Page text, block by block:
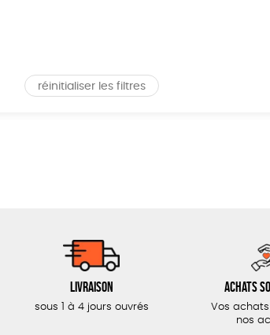
réinitialiser les filtres
Livraison
sous 1 à 4 jours ouvrés
Achats
Vos
nos